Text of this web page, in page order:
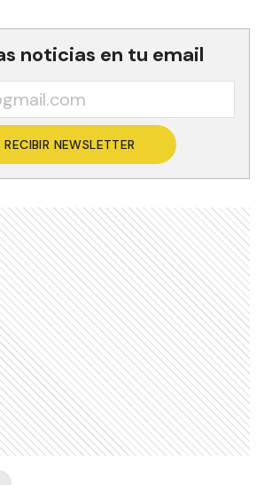
noticias en tu email
RECIBIR NEWSLETTER